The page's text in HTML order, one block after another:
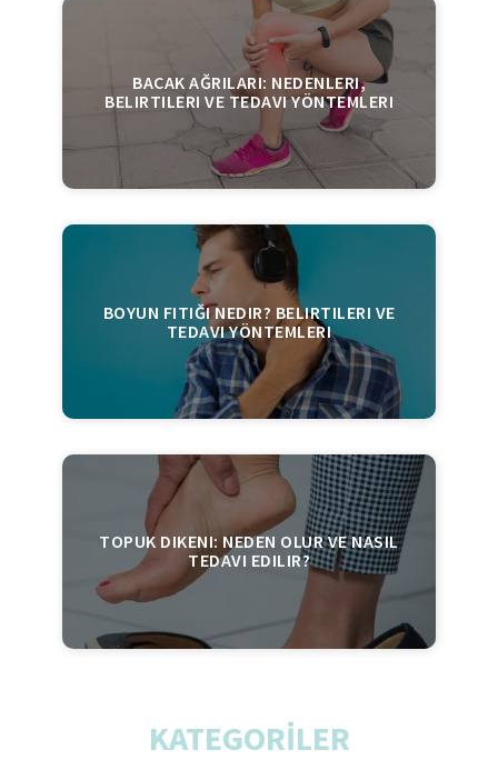
BACAK AĞRILARI: NEDENLERI,
BELIRTILERI VE TEDAVI YÖNTEMLERI
BOYUN FITIĞI NEDIR? BELIRTILERI VE
TEDAVI YÖNTEMLERI
TOPUK DIKENI: NEDEN OLUR VE NASIL
TEDAVI EDILIR?
KATEGORİLER